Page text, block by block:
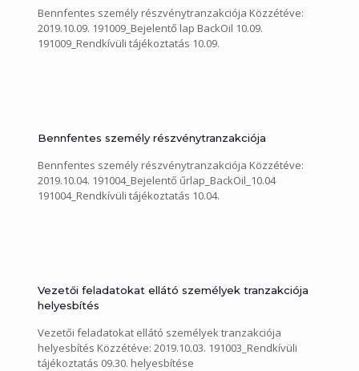
Bennfentes személy részvénytranzakciója Közzétéve:
2019.10.09. 191009_Bejelentő lap BackOil 10.09.
191009_Rendkívüli tájékoztatás 10.09.
Bennfentes személy részvénytranzakciója
Bennfentes személy részvénytranzakciója Közzétéve:
2019.10.04. 191004_Bejelentő űrlap_BackOil_10.04
191004_Rendkívüli tájékoztatás 10.04.
Vezetői feladatokat ellátó személyek tranzakciója
helyesbítés
Vezetői feladatokat ellátó személyek tranzakciója
helyesbítés Közzétéve: 2019.10.03. 191003_Rendkívüli
tájékoztatás 09.30. helyesbítése